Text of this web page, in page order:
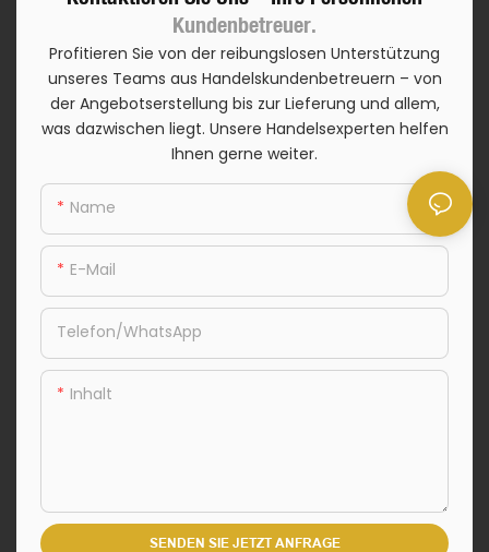
Kundenbetreuer.
Profitieren Sie von der reibungslosen Unterstützung
unseres Teams aus Handelskundenbetreuern – von
der Angebotserstellung bis zur Lieferung und allem,
was dazwischen liegt. Unsere Handelsexperten helfen
Ihnen gerne weiter.
Name
E-Mail
Telefon/WhatsApp
Inhalt
SENDEN SIE JETZT ANFRAGE